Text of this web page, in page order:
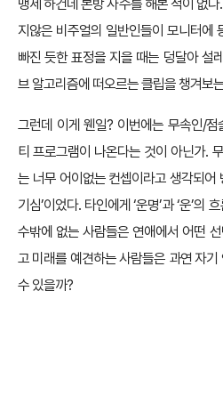
맹세 하건데 본방 사수를 해본 적이 없
지않은 비주얼의 일반인들이 모니터에
빠진 듯한 표정을 지을 때는 덩달아 설
브 알고리즘에 떠오르는 클립을 챙겨보
그런데 이게 웬일? 이번에는 무속인/점
티 프로그램이 나온다는 것이 아닌가.
는 너무 어이없는 컨셉이라고 생각되어
기심’이었다. 타인에게 ‘운명’과 ‘운’의
수밖에 없는 사람들은 연애에서 어떤
고 미래를 예견하는 사람들은 과연 자
수 있을까?